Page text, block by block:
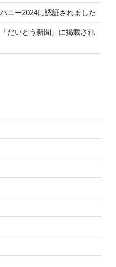
ニー2024に認証されました
だいとう新聞」に掲載され